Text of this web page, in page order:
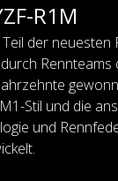
R1M
der
Stil und die
und